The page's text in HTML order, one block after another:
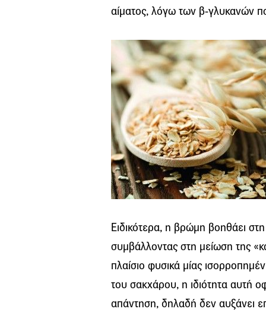
αίματος, λόγω των β-γλυκανών
Ειδικότερα, η βρώμη βοηθάει
συμβάλλοντας στη μείωση της
πλαίσιο φυσικά μίας
του σακχάρου, η ιδιότητα αυτή
απάντηση, δηλαδή δεν αυξάνει